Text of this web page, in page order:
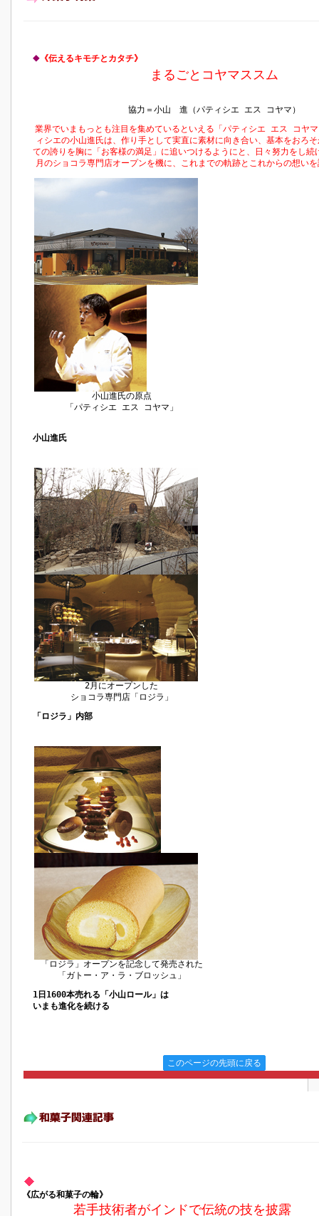
◆《伝えるキモチとカタチ》
まるごとコヤマススム
協力＝小山 進（パティシエ エス コヤマ）
業界でいまもっとも注目を集めているといえる「パティシエ エス コヤ
ィシエの小山進氏は、作り手として実直に素材に向き合い、基本をおろ
ての誇りを胸に「お客様の満足」に追いつけるようにと、日々努力をし続
月のショコラ専門店オープンを機に、これまでの軌跡とこれからの想い
小山進氏の原点
「パティシエ エス コヤマ」
小山進氏
2月にオープンした
ショコラ専門店「ロジラ」
「ロジラ」内部
「ロジラ」オープンを記念して発売された
「ガトー・ア・ラ・ブロッシュ」
1日1600本売れる「小山ロール」は
いまも進化を続ける
このページの先頭に戻る
《広がる和菓子の輪》
若手技術者がインドで伝統の技を披露